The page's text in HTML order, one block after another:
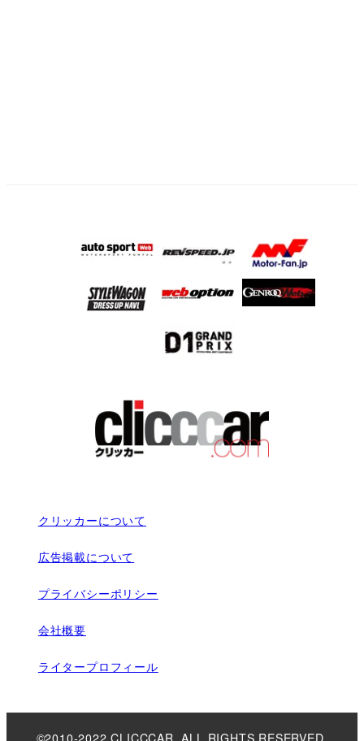
クリッカーについて
広告掲載について
プライバシーポリシー
会社概要
ライタープロフィール
©2010-2022 CLICCCAR. ALL RIGHTS RESERVED.